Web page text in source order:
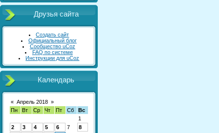
Друзья сайта
Создать сайт
Официальный блог
Сообщество uCoz
FAQ по системе
Инструкции для uCoz
Календарь
« Апрель 2018 »
Пн
Вт Ср Чт Пт Сб
Вс
1
2
3 4 5 6 7
8